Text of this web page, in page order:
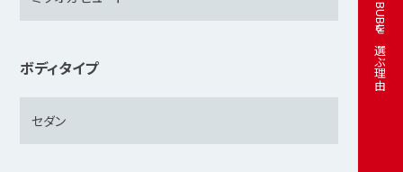
BUBUを選ぶ理由
ボディタイプ